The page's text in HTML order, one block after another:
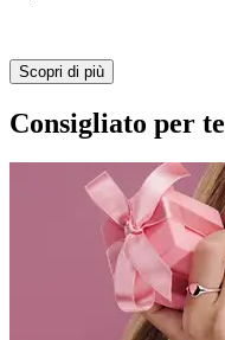
Scopri di più
Consigliato per te